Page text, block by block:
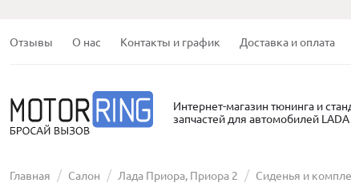
Отзывы О нас Контакты и график Доставка и оплата
Интернет-магазин тюнинга и
запчастей для автомобилей LADA
Главная Салон Лада Приора, Приора 2 Сиденья и